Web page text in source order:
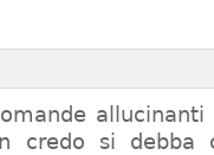
credo si debba